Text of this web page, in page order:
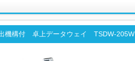
機構付 卓上データウェイ TSDW-205W